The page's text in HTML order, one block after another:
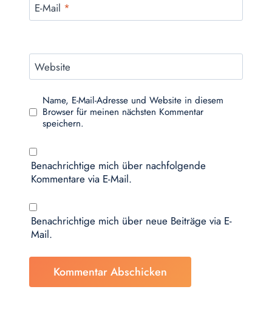
E-Mail *
Website
Name, E-Mail-Adresse und Website in diesem
Browser für meinen nächsten Kommentar
speichern.
Benachrichtige mich über nachfolgende
Kommentare via E-Mail.
Benachrichtige mich über neue Beiträge via E-
Mail.